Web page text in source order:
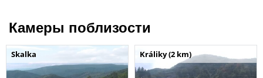
Камеры поблизости
Skalka Králiky (2 km)